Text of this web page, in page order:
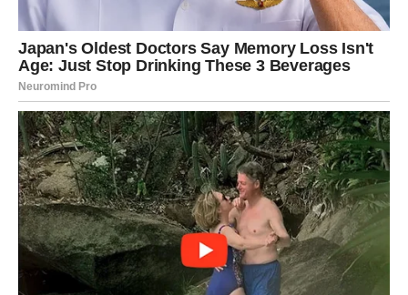
zaslužuje. Upravo zbog toga odlučila je da se udalji i
Osoba iz prošlosti konačno je shvatila koliko je Devica
posebna. Vreme provedeno bez nje pokazalo joj je koliko
je teško pronaći nekoga sa tolikom iskrenošću, odanošću
i brigom za voljenu osobu.
Zbog toga će učiniti sve kako bi dokazala da zaslužuje
novu priliku.